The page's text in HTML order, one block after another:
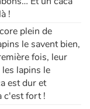
!
plein de
le savent bien,
fois, leur
lapins le
est dur et
c'est fort !